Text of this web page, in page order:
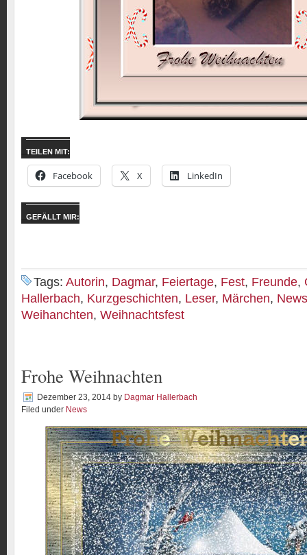
TEILEN MIT:
Facebook X LinkedIn
GEFÄLLT MIR:
Tags: Autorin, Dagmar, Feiertage, Fest, Freunde,
Hallerbach, Kurzgeschichten, Leser, Märchen, News
Weihanchten, Weihnachtsfest
Frohe Weihnachten
Dezember 23, 2014 by Dagmar Hallerbach
Filed under News